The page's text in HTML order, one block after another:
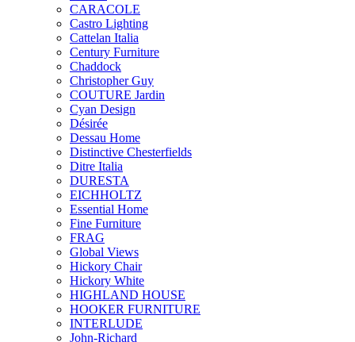
CARACOLE
Castro Lighting
Cattelan Italia
Century Furniture
Chaddock
Christopher Guy
COUTURE Jardin
Cyan Design
Désirée
Dessau Home
Distinctive Chesterfields
Ditre Italia
DURESTA
EICHHOLTZ
Essential Home
Fine Furniture
FRAG
Global Views
Hickory Chair
Hickory White
HIGHLAND HOUSE
HOOKER FURNITURE
INTERLUDE
John-Richard